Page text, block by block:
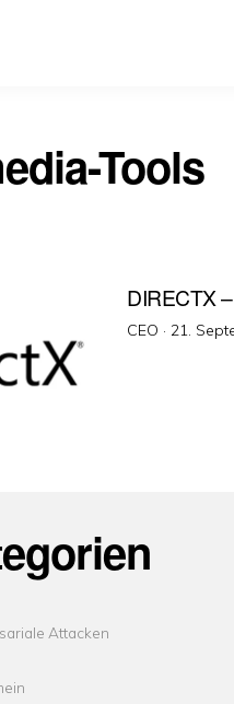
Tools
DIRECTX
CEO · 21.
Attacken